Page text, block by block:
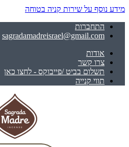
מידע נוסף על שירות קניה בטוחה
התחברות
sagradamadreisrael@gmail.com
אודות
צרו קשר
תשלום בביט /פייבוקס - לחצו כאן
תווי קנייה